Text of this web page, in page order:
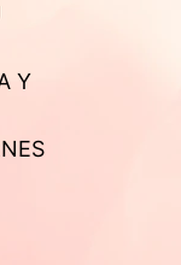
Y